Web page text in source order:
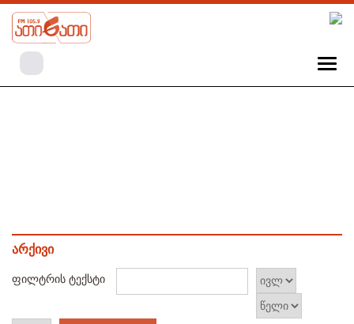
არქივი
ფილტრის ტექსტი